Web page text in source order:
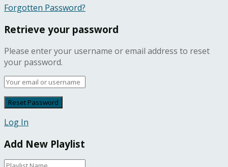
Forgotten Password?
Retrieve your password
Please enter your username or email address to reset
your password.
Log In
Add New Playlist